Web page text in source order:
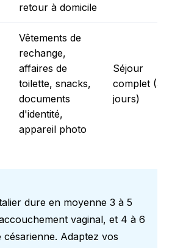
retour à domicile
Vêtements de
rechange,
affaires de
toilette, snacks,
documents
d'identité,
appareil photo
Séjour
complet (3-5
jours)
dure en moyenne 3 à 5
vaginal, et 4 à 6
Adaptez vos